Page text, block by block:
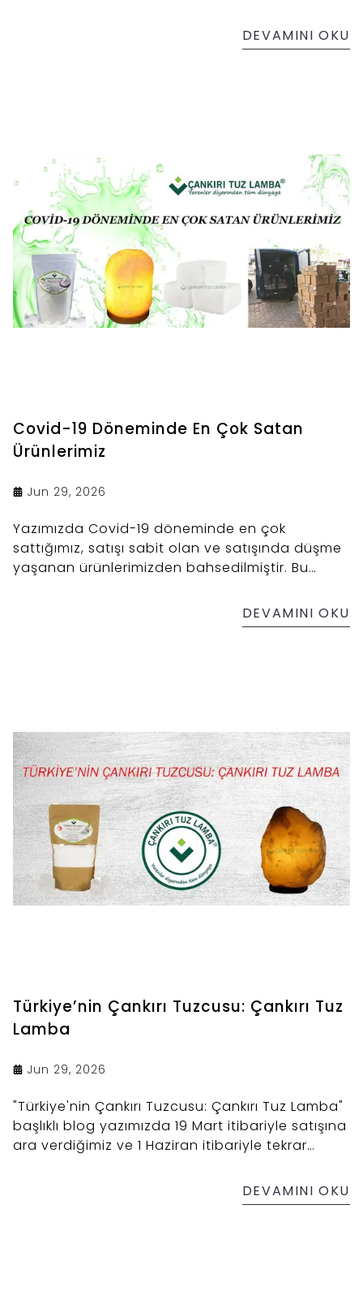
maddesi Çankırı tuzu olmalı yani Çankırı tuz
lambası olmalı. Ayrıca ahşap, ampul ve kablosu
DEVAMINI OKU
Covid-19 Döneminde En Çok Satan
Ürünlerimiz
Jun 29, 2026
Yazımızda Covid-19 döneminde en çok
sattığımız, satışı sabit olan ve satışında düşme
yaşanan ürünlerimizden bahsedilmiştir. Bu
tuz sabunu ürünlerimiz olumlu yönde
etkilenirken tuz yastığı, tuz değirmeni ve tuz kili
DEVAMINI OKU
Türkiye’nin Çankırı Tuzcusu: Çankırı Tuz
Lamba
Jun 29, 2026
"Türkiye'nin Çankırı Tuzcusu: Çankırı Tuz Lamba"
başlıklı blog yazımızda 19 Mart itibariyle satışına
ara verdiğimiz ve 1 Haziran itibariyle tekrar
bahsettik. Sadece online olarak değil fiziksel
mağazalarımızdan da kaya tuzu lambası ve
DEVAMINI OKU